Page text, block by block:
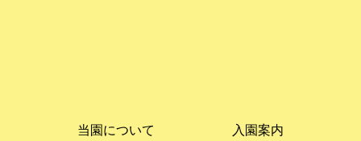
当園について 入園案内